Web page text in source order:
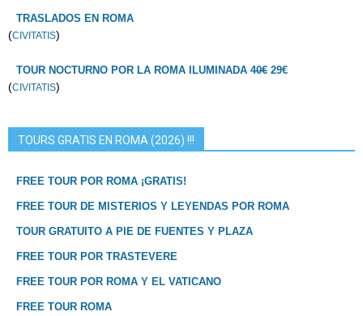
TRASLADOS EN ROMA
(CIVITATIS)
TOUR NOCTURNO POR LA ROMA ILUMINADA 40€ 29€
(CIVITATIS)
TOURS GRATIS EN ROMA (2026) !!!
FREE TOUR POR ROMA ¡GRATIS!
FREE TOUR DE MISTERIOS Y LEYENDAS POR ROMA
TOUR GRATUITO A PIE DE FUENTES Y PLAZA
FREE TOUR POR TRASTEVERE
FREE TOUR POR ROMA Y EL VATICANO
FREE TOUR ROMA